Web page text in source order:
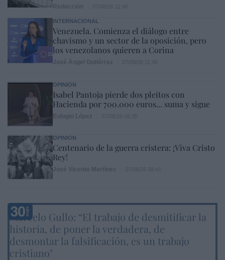
INTERNACIONAL
Venezuela. Comienza el diálogo entre
chavismo y un sector de la oposición, pero
los venezolanos quieren a Corina
OPINIÓN
Isabel Pantoja pierde dos pleitos con
Hacienda por 700.000 euros... suma y sigue
OPINIÓN
Centenario de la guerra cristera: ¡Viva Cristo
Rey!
Marcelo Gullo: “El trabajo de desmitificar la
historia, de poner la verdadera, de
desmontar la falsificación, es un trabajo
cristiano"